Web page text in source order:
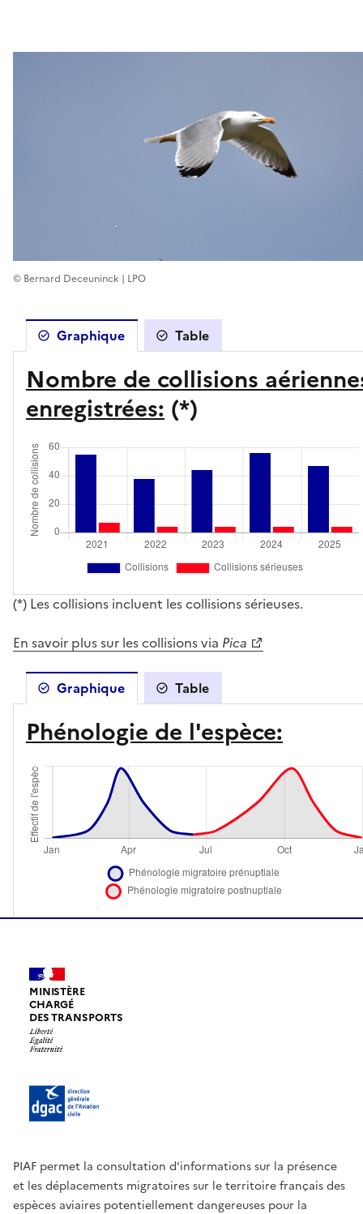
© Bernard Deceuninck | LPO
Graphique Table
Nombre de collisions
enregistrées: (*)
(*) Les collisions incluent les collisions sérieuses.
En savoir plus sur les collisions via Pica
Graphique Table
Phénologie de l'espèce:
MINISTÈRE
CHARGÉ
DES TRANSPORTS
PIAF permet la consultation d'informations sur la présence
et les déplacements migratoires sur le territoire français des
espèces aviaires potentiellement dangereuses pour la